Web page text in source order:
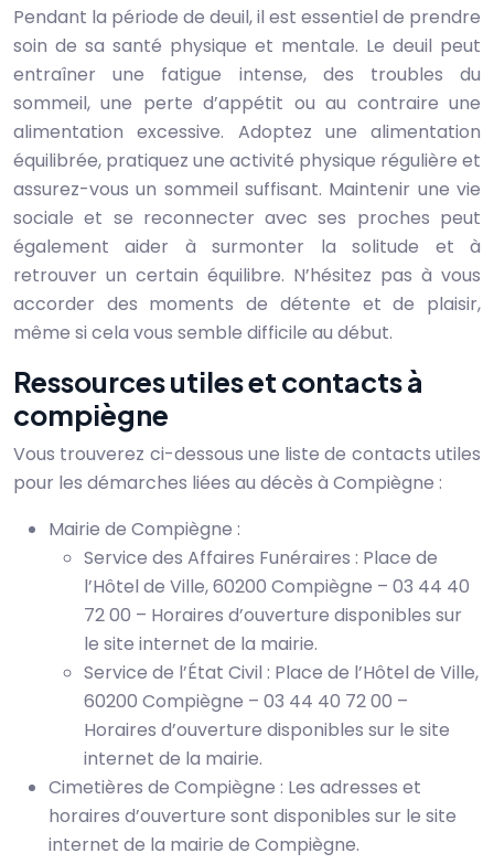
Pendant la période de deuil, il est essentiel de prendre
soin de sa santé physique et mentale. Le deuil peut
entraîner une fatigue intense, des troubles du
sommeil, une perte d’appétit ou au contraire une
alimentation excessive. Adoptez une alimentation
équilibrée, pratiquez une activité physique régulière et
assurez-vous un sommeil suffisant. Maintenir une vie
sociale et se reconnecter avec ses proches peut
également aider à surmonter la solitude et à
retrouver un certain équilibre. N’hésitez pas à vous
accorder des moments de détente et de plaisir,
même si cela vous semble difficile au début.
Ressources utiles et contacts à
compiègne
Vous trouverez ci-dessous une liste de contacts utiles
pour les démarches liées au décès à Compiègne :
Mairie de Compiègne :
Service des Affaires Funéraires : Place de
l’Hôtel de Ville, 60200 Compiègne – 03 44 40
72 00 – Horaires d’ouverture disponibles sur
le site internet de la mairie.
Service de l’État Civil : Place de l’Hôtel de Ville,
60200 Compiègne – 03 44 40 72 00 –
Horaires d’ouverture disponibles sur le site
internet de la mairie.
Cimetières de Compiègne : Les adresses et
horaires d’ouverture sont disponibles sur le site
internet de la mairie de Compiègne.